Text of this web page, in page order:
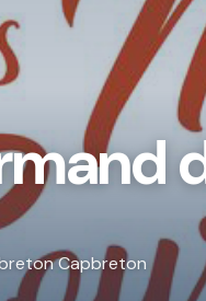
Capbreton